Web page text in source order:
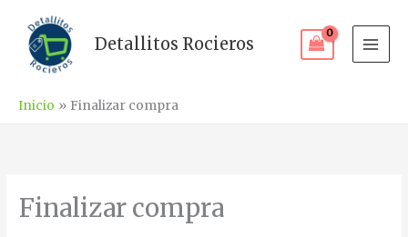
contenido
Detallitos Rocieros
Inicio Finalizar compra
Finalizar compra